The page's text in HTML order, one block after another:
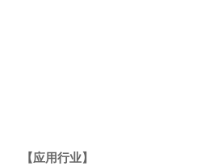
【应用行业】